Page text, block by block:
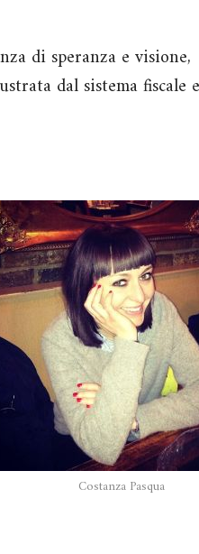
di speranza e visione,
dal sistema fiscale
Costanza Pasqua